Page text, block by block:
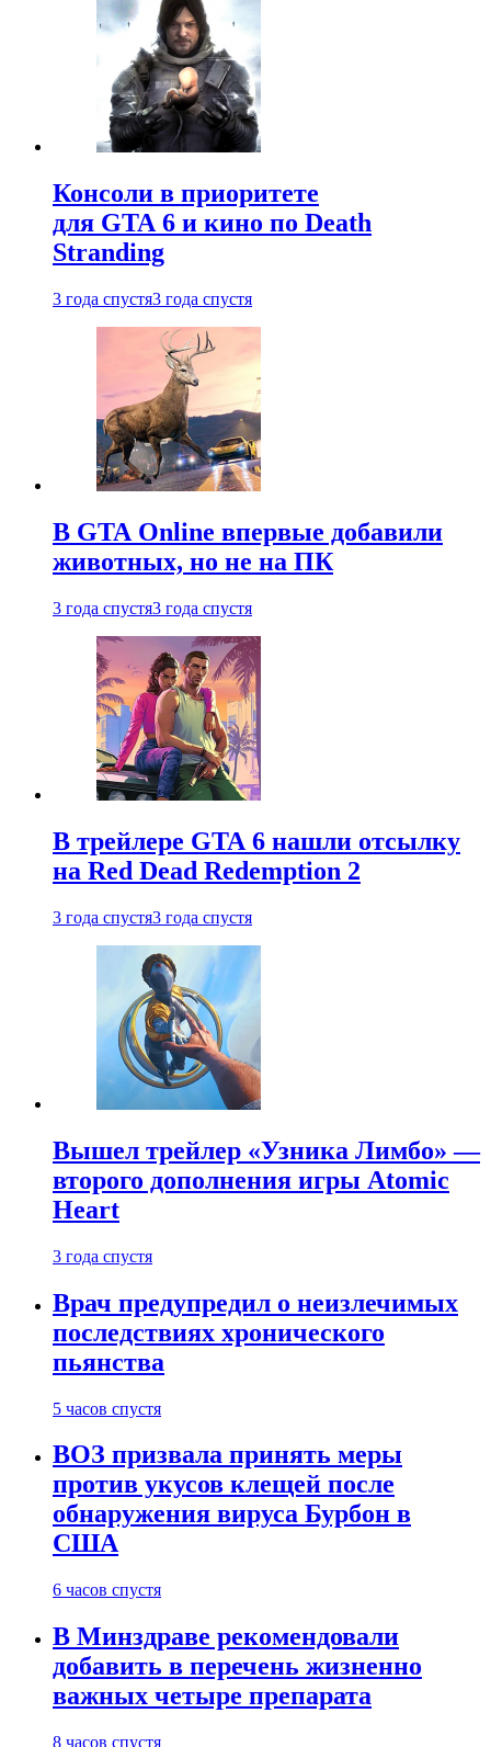
Консоли в приоритете
для GTA 6 и кино по Death
Stranding
3 года спустя3 года спустя
В GTA Online впервые добавили
животных, но не на ПК
3 года спустя3 года спустя
В трейлере GTA 6 нашли отсылку
на Red Dead Redemption 2
3 года спустя3 года спустя
Вышел трейлер «Узника Лимбо» —
второго дополнения игры Atomic
Heart
3 года спустя
Врач предупредил о неизлечимых
последствиях хронического
пьянства
5 часов спустя
ВОЗ призвала принять меры
против укусов клещей после
обнаружения вируса Бурбон в
США
6 часов спустя
В Минздраве рекомендовали
добавить в перечень жизненно
важных четыре препарата
8 часов спустя